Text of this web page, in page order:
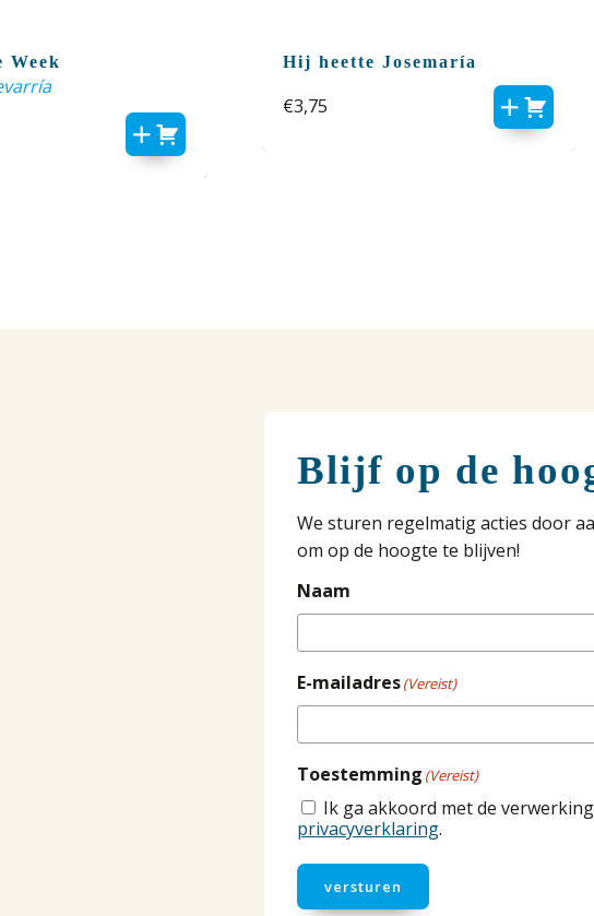
Week Hij heette Josemaría
€3,75
Blijf op de
We sturen regelmatig acties door
om op de hoogte te blijven!
Naam
E-mailadres(Vereist)
Toestemming (Vereist)
Ik ga akkoord met de
privacyverklaring.
versturen